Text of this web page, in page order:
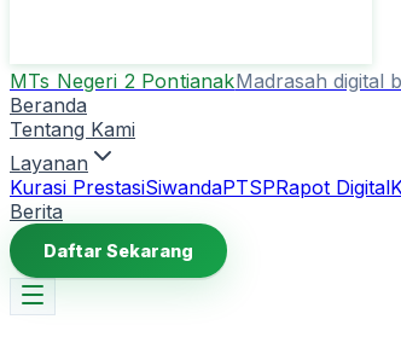
MTs Negeri 2 PontianakMadrasah digital
Beranda
Tentang Kami
Layanan
Kurasi PrestasiSiwandaPTSPRapot Digital
Berita
Daftar Sekarang